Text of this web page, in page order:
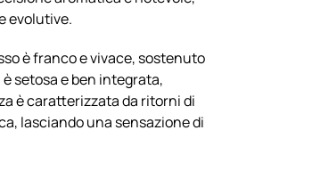
evolutive.
è franco e vivace, sostenuto
setosa e ben integrata,
è caratterizzata da ritorni di
lasciando una sensazione di